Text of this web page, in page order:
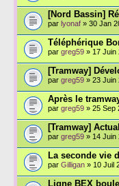
[Nord Bassin]
par lyonaf » 30 Jan
Téléphérique
par greg59 » 17 Juin
[Tramway]
par greg59 » 23 Juin
Après le
par greg59 » 25 Sep
[Tramway]
par greg59 » 14 Juin
La seconde vie
par Gilligan » 10 Juil
Ligne BEX